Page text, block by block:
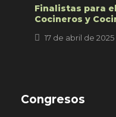
Finalistas para
Cocineros y
17 de abril de 2025
Congresos